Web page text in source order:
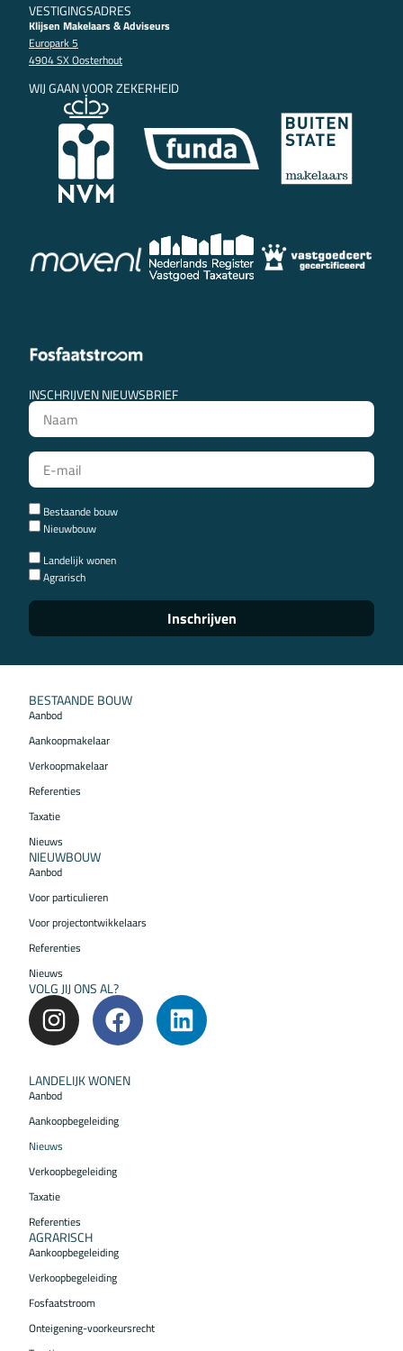
VESTIGINGSADRES
Klijsen Makelaars & Adviseurs
Europark 5
4904 SX Oosterhout
WIJ GAAN VOOR ZEKERHEID
INSCHRIJVEN NIEUWSBRIEF
Bestaande bouw
Nieuwbouw
Landelijk wonen
Agrarisch
Inschrijven
BESTAANDE BOUW
Aanbod
Aankoopmakelaar
Verkoopmakelaar
Referenties
Taxatie
Nieuws
NIEUWBOUW
Aanbod
Voor particulieren
Voor projectontwikkelaars
Referenties
Nieuws
VOLG JIJ ONS AL?
LANDELIJK WONEN
Aanbod
Aankoopbegeleiding
Nieuws
Verkoopbegeleiding
Taxatie
Referenties
AGRARISCH
Aankoopbegeleiding
Verkoopbegeleiding
Fosfaatstroom
Onteigening-voorkeursrecht